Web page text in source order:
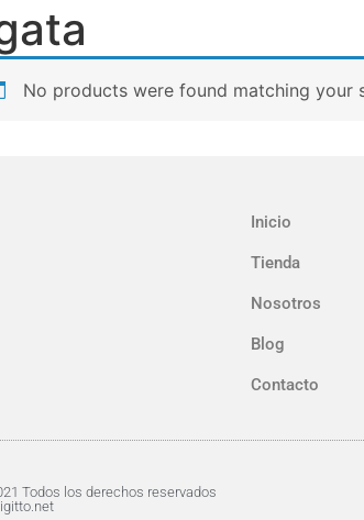
No products were found matching your
Inicio
Tienda
Nosotros
Blog
Contacto
Todos los derechos reservados